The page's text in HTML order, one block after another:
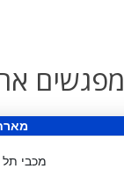
מפגשים
מכבי תל